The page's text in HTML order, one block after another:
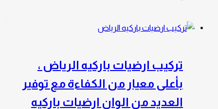
تركيب
تركيب ارضيات باركيه الرياض ،
بأعلى معيار من الكفاءة مع توفير
العديد من الوان ارضيات باركيه